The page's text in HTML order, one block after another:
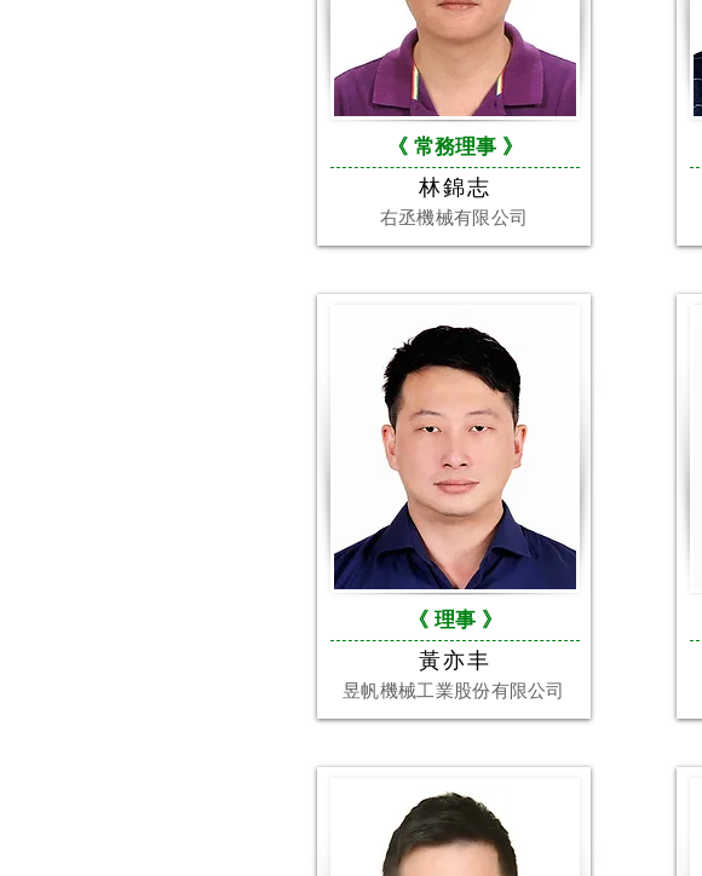
《 常務理事 》
林錦志
右丞機械有限公司
《 理事 》
黃亦丰
昱帆機械工業股份有限公司